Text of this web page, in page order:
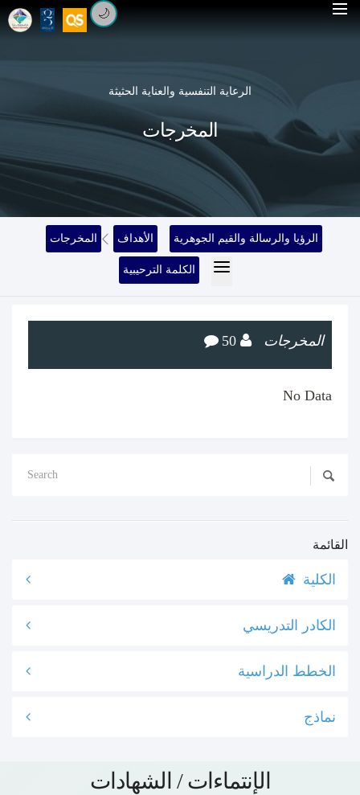
🌙
الرعاية التنفسية والعناية الحثيثة
المخرجات
المخرجات الأهداف الرؤيا والرسالة والقيم الجوهرية
الكلمة الترحيبية
المخرجات 50
No Data
القائمة
الكلية
الكادر التدريسي
الخطط الدراسية
نماذج
الإنتماءات / الشهادات